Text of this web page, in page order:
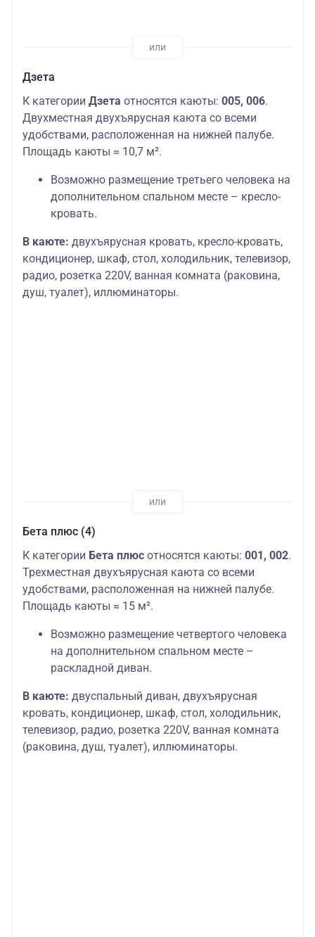
Дзета
К категории Дзета относятся каюты: 005, 006.
Двухместная двухъярусная каюта со всеми
удобствами, расположенная на нижней палубе.
Площадь каюты ≈ 10,7 м².
Возможно размещение третьего человека на
дополнительном спальном месте – кресло-
кровать.
В каюте: двухъярусная кровать, кресло-кровать,
кондиционер, шкаф, стол, холодильник, телевизор,
радио, розетка 220V, ванная комната (раковина,
душ, туалет), иллюминаторы.
Бета плюс (4)
К категории Бета плюс относятся каюты: 001, 002.
Трехместная двухъярусная каюта со всеми
удобствами, расположенная на нижней палубе.
Площадь каюты ≈ 15 м².
Возможно размещение четвертого человека
на дополнительном спальном месте –
раскладной диван.
В каюте: двуспальный диван, двухъярусная
кровать, кондиционер, шкаф, стол, холодильник,
телевизор, радио, розетка 220V, ванная комната
(раковина, душ, туалет), иллюминаторы.